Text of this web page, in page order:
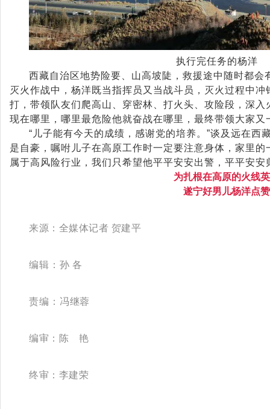
执行完任务的杨洋
西藏自治区地势险要、山高坡陡，救援途中随时都会
灭火作战中，杨洋既当指挥员又当战斗员，灭火过程中
打，带领队友们爬高山、穿密林、打火头、攻险段，深
现在哪里，哪里最危险他就奋战在哪里，最终带领大家
“儿子能有今天的成绩，感谢党的培养。”谈及远在西
是自豪，嘱咐儿子在高原工作时一定要注意身体，家里
属于高风险行业，我们只希望他平平安安出警，平平安
为扎根在高原的火线
遂宁好男儿杨洋点赞
来源：全媒体记者 贺建平
编辑： 孙 各
责编： 冯继蓉
编审： 陈 艳
终审：李建荣